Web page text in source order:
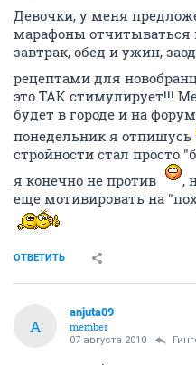
Девочки, у меня
марафоны отчитываться
завтрак, обед и ужин,
рецептами для
это ТАК стимулирует!!!
будет в городе и на
понедельник я отпишусь
стройности стал просто
я конечно не против
,
еще мотивировать на
ОТВЕТИТЬ
A
anjuta09
member
07 августа 2010